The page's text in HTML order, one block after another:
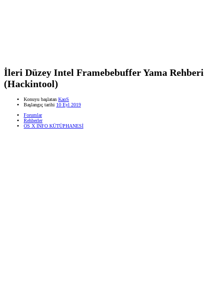
İleri Düzey Intel Framebebuffer Yama Rehberi
(Hackintool)
Konuyu başlatan KaoS
Başlangıç tarihi 10 Eyl 2019
Forumlar
Rehberler
OS X INFO KÜTÜPHANESİ